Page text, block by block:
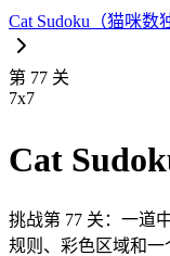
Cat Sudoku（猫咪数
第 77 关
7x7
Cat
挑战第 77 关：一道
规则、彩色区域和一